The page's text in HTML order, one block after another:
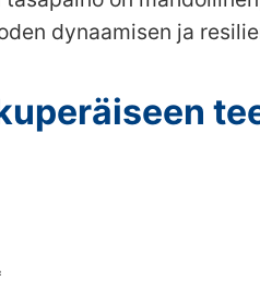
dynaamisen ja